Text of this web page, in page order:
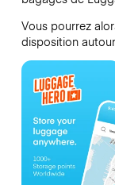
Vous pourrez
disposition